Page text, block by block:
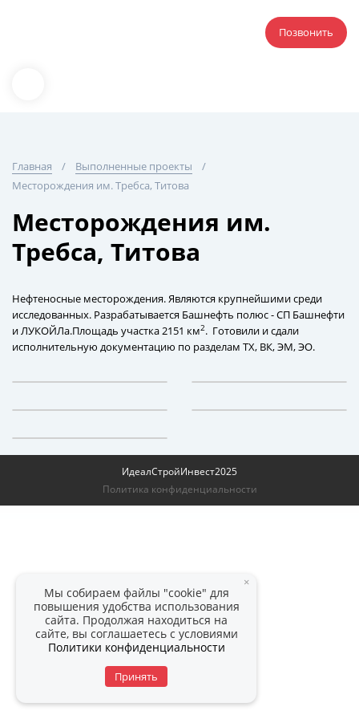
Позвонить
Главная
Выполненные проекты
Месторождения им. Требса, Титова
Месторождения им.
Требса, Титова
Нефтеносные месторождения. Являются крупнейшими среди
исследованных. Разрабатывается Башнефть полюс - СП Башнефти
и ЛУКОЙЛа.Площадь участка 2151 км2. Готовили и сдали
исполнительную документацию по разделам ТХ, ВК, ЭМ, ЭО.
ИдеалСтройИнвест2025
Политика конфиденциальности
×
Мы собираем файлы "cookie" для
повышения удобства использования
сайта. Продолжая находиться на
сайте, вы соглашаетесь с условиями
Политики конфиденциальности
Принять